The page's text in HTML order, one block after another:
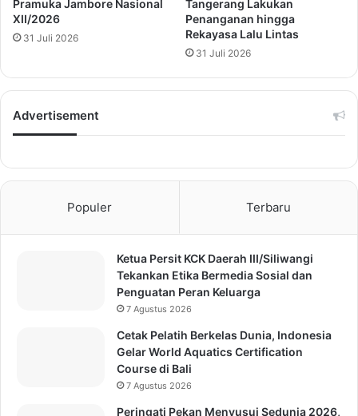
Pramuka Jambore Nasional
XII/2026
31 Juli 2026
Tangerang Lakukan
Penanganan hingga
Rekayasa Lalu Lintas
31 Juli 2026
Advertisement
Populer Terbaru
Ketua Persit KCK Daerah III/Siliwangi
Tekankan Etika Bermedia Sosial dan
Penguatan Peran Keluarga
7 Agustus 2026
Cetak Pelatih Berkelas Dunia, Indonesia
Gelar World Aquatics Certification
Course di Bali
7 Agustus 2026
Peringati Pekan Menyusui Sedunia 2026,